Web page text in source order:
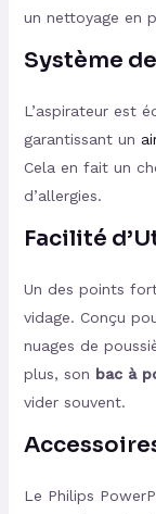
un nettoyage en
Système
L’aspirateur est
garantissant un
Cela en fait un
d’allergies.
Facilité
Un des points
vidage. Conçu
nuages de
plus, son bac à
vider souvent.
Le Philips